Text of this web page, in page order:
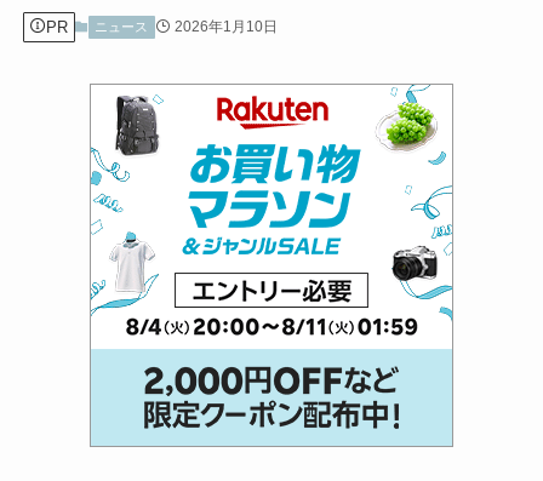
PR ニュース 2026年1月10日